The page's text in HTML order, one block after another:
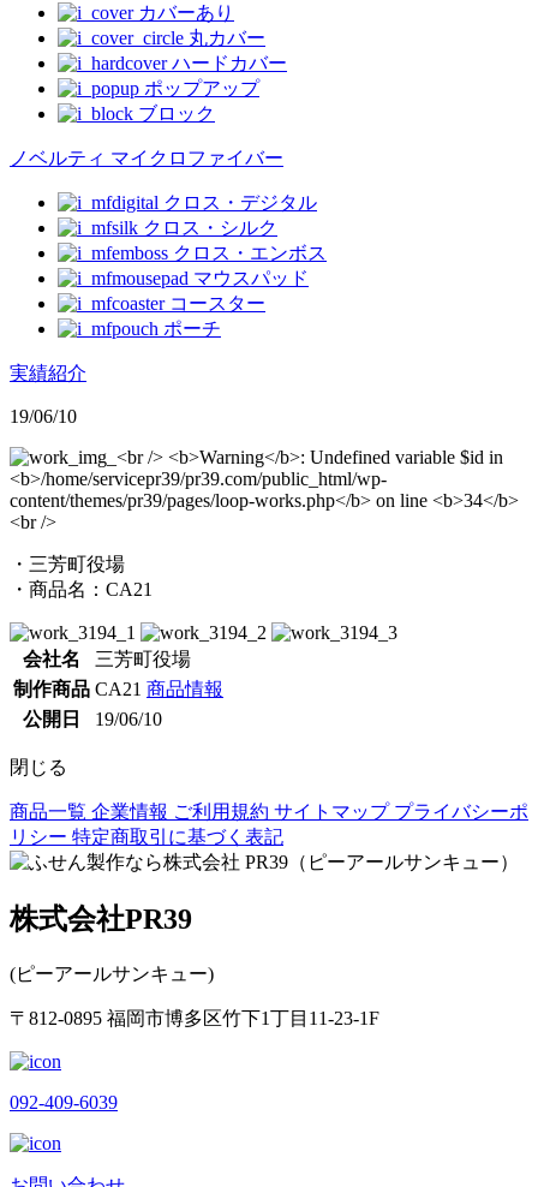
カバーあり
丸カバー
ハードカバー
ポップアップ
ブロック
ノベルティ マイクロファイバー
クロス・デジタル
クロス・シルク
クロス・エンボス
マウスパッド
コースター
ポーチ
実績紹介
19/06/10
・三芳町役場
・商品名：CA21
会社名
三芳町役場
制作商品 CA21 商品情報
公開日
19/06/10
閉じる
商品一覧 企業情報 ご利用規約 サイトマップ プライバシーポ
リシー 特定商取引に基づく表記
株式会社PR39
(ピーアールサンキュー)
〒812-0895 福岡市博多区竹下1丁目11-23-1F
092-409-6039